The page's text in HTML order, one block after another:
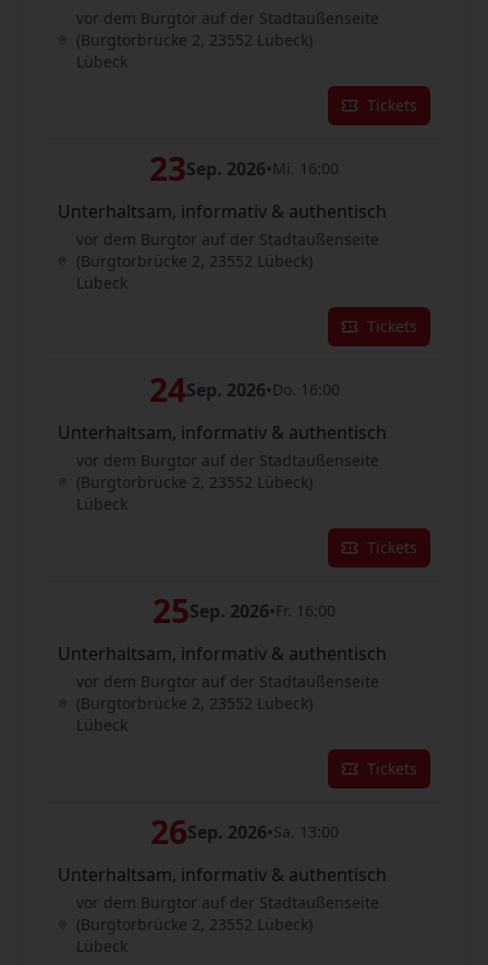
vor dem Burgtor auf der Stadtaußenseite
(Burgtorbrücke 2, 23552 Lübeck)
Lübeck
Tickets
23Sep. 2026•Mi. 16:00
Unterhaltsam, informativ & authentisch
vor dem Burgtor auf der Stadtaußenseite
(Burgtorbrücke 2, 23552 Lübeck)
Lübeck
Tickets
24Sep. 2026•Do. 16:00
Unterhaltsam, informativ & authentisch
vor dem Burgtor auf der Stadtaußenseite
(Burgtorbrücke 2, 23552 Lübeck)
Lübeck
Tickets
25Sep. 2026•Fr. 16:00
Unterhaltsam, informativ & authentisch
vor dem Burgtor auf der Stadtaußenseite
(Burgtorbrücke 2, 23552 Lübeck)
Lübeck
Tickets
26Sep. 2026•Sa. 13:00
Unterhaltsam, informativ & authentisch
vor dem Burgtor auf der Stadtaußenseite
(Burgtorbrücke 2, 23552 Lübeck)
Lübeck